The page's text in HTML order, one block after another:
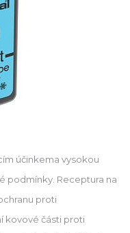
účinkema vysokou
podmínky. Receptura na
proti
kovové části proti